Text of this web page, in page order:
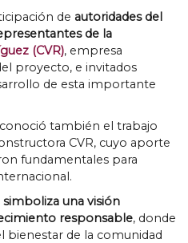
de autoridades del
de la
(CVR), empresa
proyecto, e invitados
de esta importante
también el trabajo
CVR, cuyo aporte
fundamentales para
.
una visión
responsable, donde
bienestar de la comunidad